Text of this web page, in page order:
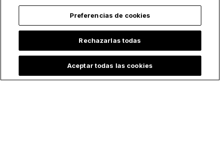
El hombre más
anciano del mundo
reza dos veces al
día y dice que el
secreto es amar a
Fraile Franciscano
dice que dormir bien
puede ayudarte a
Preferencias de cookies
Rechazarlas todas
Aceptar todas las cookies